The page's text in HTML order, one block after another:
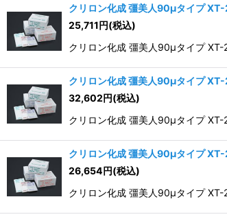
クリロン化成 彊美人90μタイプ
25,711円(税込)
クリロン化成 彊美人90μタイプ
クリロン化成 彊美人90μタイプ
32,602円(税込)
クリロン化成 彊美人90μタイプ
クリロン化成 彊美人90μタイプ
26,654円(税込)
クリロン化成 彊美人90μタイプ